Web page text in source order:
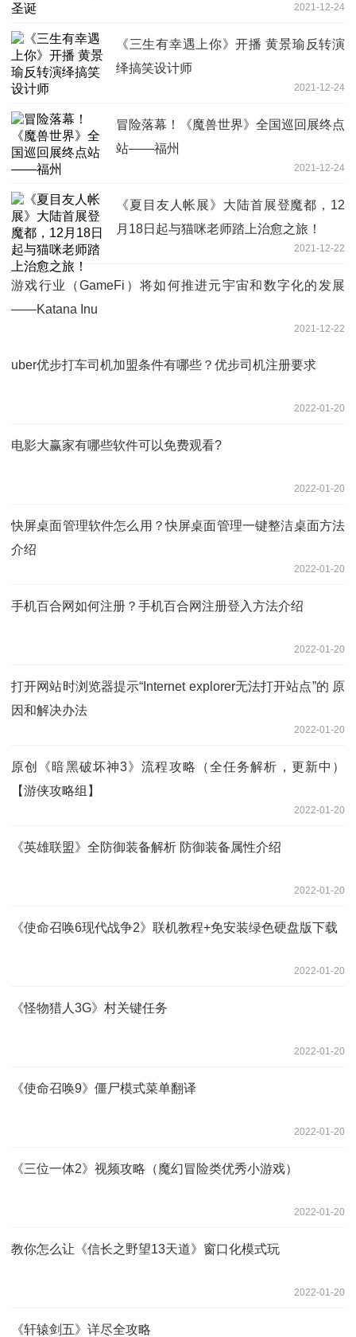
2021-12-24
《三生有幸遇上你》开播 黄景瑜反转演
绎搞笑设计师
2021-12-24
冒险落幕！《魔兽世界》全国巡回展终点
站——福州
2021-12-24
《夏目友人帐展》大陆首展登魔都，12
月18日起与猫咪老师踏上治愈之旅！
2021-12-22
游戏行业（GameFi）将如何推进元宇宙和数字化的发展
——Katana Inu
2021-12-22
uber优步打车司机加盟条件有哪些？优步司机注册要求
2022-01-20
电影大赢家有哪些软件可以免费观看?
2022-01-20
快屏桌面管理软件怎么用？快屏桌面管理一键整洁桌面方法
介绍
2022-01-20
手机百合网如何注册？手机百合网注册登入方法介绍
2022-01-20
打开网站时浏览器提示“Internet explorer无法打开站点”的 原
因和解决办法
2022-01-20
原创《暗黑破坏神3》流程攻略（全任务解析，更新中）
【游侠攻略组】
2022-01-20
《英雄联盟》全防御装备解析 防御装备属性介绍
2022-01-20
《使命召唤6现代战争2》联机教程+免安装绿色硬盘版下载
2022-01-20
《怪物猎人3G》村关键任务
2022-01-20
《使命召唤9》僵尸模式菜单翻译
2022-01-20
《三位一体2》视频攻略（魔幻冒险类优秀小游戏）
2022-01-20
教你怎么让《信长之野望13天道》窗口化模式玩
2022-01-20
《轩辕剑五》详尽全攻略